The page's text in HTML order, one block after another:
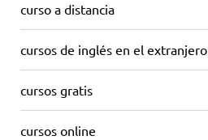
curso a distancia
cursos de inglés en el extranjero
cursos gratis
cursos online